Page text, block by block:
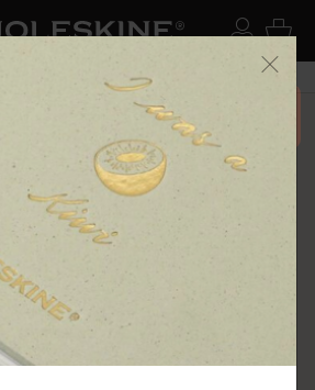
ンの切替 ログ
ードなど) カ
上のご購入で送料無料 メニ
セット
グセットには何が含まれるので
ティングセットに
るのですか？